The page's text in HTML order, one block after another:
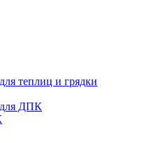
теплиц и грядки
ДПК